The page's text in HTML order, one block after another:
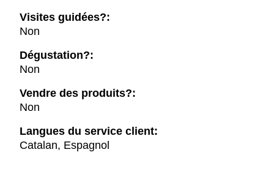
Visites guidées?:
Non
Dégustation?:
Non
Vendre des produits?:
Non
Langues du service client:
Catalan, Espagnol